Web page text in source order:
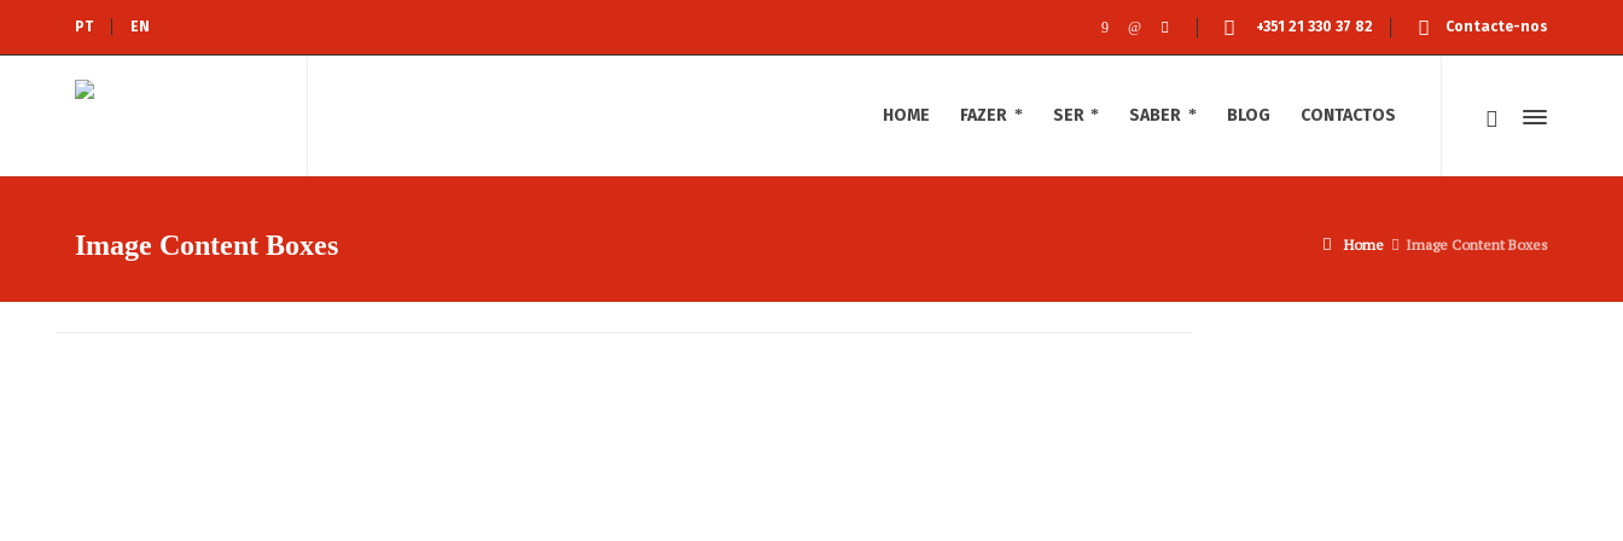
PT EN +351 21 330 37 82 Contacte-nos
HOME FAZER SER SABER BLOG CONTACTOS
Image Content Boxes Home Image Content Boxes